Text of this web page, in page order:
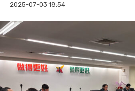
2025-07-03 18:54